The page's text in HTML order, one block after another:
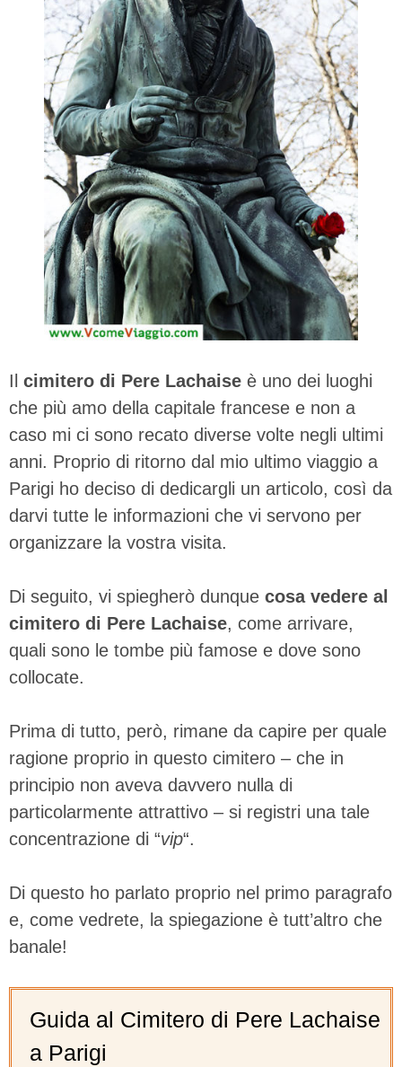
Il cimitero di Pere Lachaise è uno dei luoghi
che più amo della capitale francese e non a
caso mi ci sono recato diverse volte negli ultimi
anni. Proprio di ritorno dal mio ultimo viaggio a
Parigi ho deciso di dedicargli un articolo, così da
darvi tutte le informazioni che vi servono per
organizzare la vostra visita.
Di seguito, vi spiegherò dunque cosa vedere al
cimitero di Pere Lachaise, come arrivare,
quali sono le tombe più famose e dove sono
collocate.
Prima di tutto, però, rimane da capire per quale
ragione proprio in questo cimitero – che in
principio non aveva davvero nulla di
particolarmente attrattivo – si registri una tale
concentrazione di “vip“.
Di questo ho parlato proprio nel primo paragrafo
e, come vedrete, la spiegazione è tutt’altro che
banale!
Guida al Cimitero di Pere Lachaise
a Parigi